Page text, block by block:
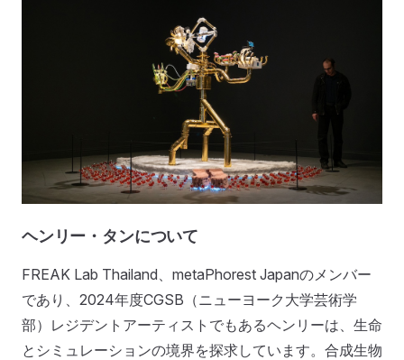
ヘンリー・タンについて
FREAK Lab Thailand、metaPhorest Japanのメンバー
であり、2024年度CGSB（ニューヨーク大学芸術学
部）レジデントアーティストでもあるヘンリーは、生命
とシミュレーションの境界を探求しています。合成生物